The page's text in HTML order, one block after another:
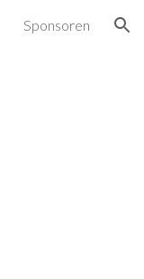
Sponsoren